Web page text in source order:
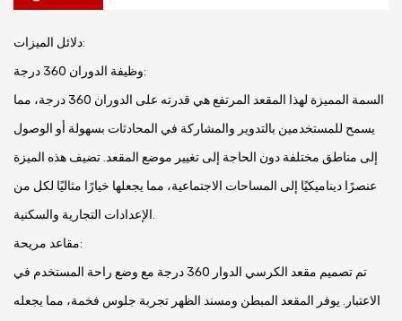
دلائل الميزات:
وظيفة الدوران 360 درجة:
السمة المميزة لهذا المقعد المرتفع هي قدرته على الدوران 360 درجة، مما
يسمح للمستخدمين بالتدوير والمشاركة في المحادثات بسهولة أو الوصول
إلى مناطق مختلفة دون الحاجة إلى تغيير موضع المقعد. تضيف هذه الميزة
عنصرًا ديناميكيًا إلى المساحات الاجتماعية، مما يجعلها خيارًا مثاليًا لكل من
مقاعد مريحة:
تم تصميم مقعد الكرسي الدوار 360 درجة مع وضع راحة المستخدم في
الاعتبار. يوفر المقعد المبطن ومسند الظهر تجربة جلوس فخمة، مما يجعله